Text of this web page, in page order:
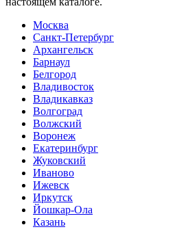
Москва
Санкт-Петербург
Архангельск
Барнаул
Белгород
Владивосток
Владикавказ
Волгоград
Волжский
Воронеж
Екатеринбург
Жуковский
Иваново
Ижевск
Иркутск
Йошкар-Ола
Казань